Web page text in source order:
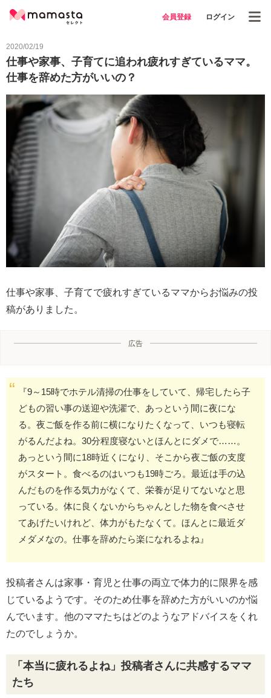
会員登録 ログイン
2020/02/19
仕事や家事、子育てに追われ疲れすぎているママ。
仕事を辞めた方がいいの？
仕事や家事、子育てで疲れすぎているママからお悩みの投
稿がありました。
広告
『9～15時でホテル清掃の仕事をしていて、帰宅したら子
どもの習い事の送迎や洗濯で、あっという間に夜にな
る。夜ご飯を作る前に横になりたくなって、いつも寝転
がるんだよね。30分程度寝ないとほんとにダメで……。
あっという間に18時近くになり、そこから夜ご飯の支度
がスタート。食べるのはいつも19時ごろ。最近は手の込
んだものを作る気力がなくて、栄養が足りてないなと思
っている。体に良くないからちゃんとした物を食べさせ
てあげたいけれど、体力がもたなくて。ほんとに最近ダ
メダメなの。仕事を辞めたら楽になれるよね』
投稿者さんは家事・育児と仕事の両立で体力的に限界を感
じているようです。そのため仕事を辞めた方がいいのか悩
んでいます。他のママたちはどのようなアドバイスをくれ
たのでしょうか。
「本当に疲れるよね」投稿者さんに共感するママ
たち